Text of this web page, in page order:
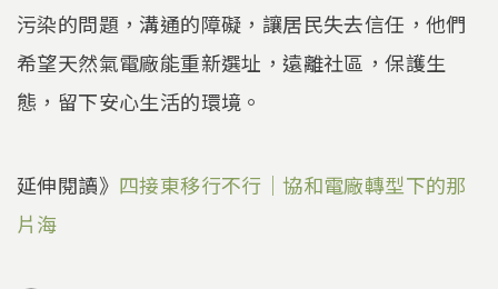
污染的問題，溝通的障礙，讓居民失去信任，他們
希望天然氣電廠能重新選址，遠離社區，保護生
態，留下安心生活的環境。
延伸閱讀》 四接東移行不行｜協和電廠轉型下的那
片海